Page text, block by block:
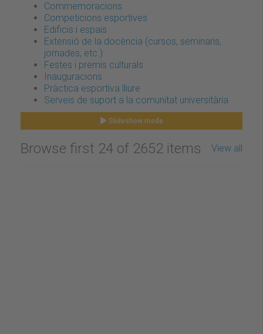
Commemoracions
Competicions esportives
Edificis i espais
Extensió de la docència (cursos, seminaris,
jornades, etc.)
Festes i premis culturals
Inauguracions
Pràctica esportiva lliure
Serveis de suport a la comunitat universitària
Slideshow mode
Browse first 24 of 2652 items View all